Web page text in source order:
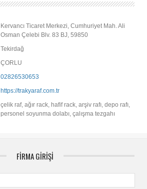
Kervancı Ticaret Merkezi, Cumhuriyet Mah. Ali
Osman Çelebi Blv. 83 BJ, 59850
Tekirdağ
ÇORLU
02826530653
https://trakyaraf.com.tr
çelik raf, ağır rack, hafif rack, arşiv rafı, depo rafı,
personel soyunma dolabı, çalışma tezgahı
FİRMA GİRİŞİ